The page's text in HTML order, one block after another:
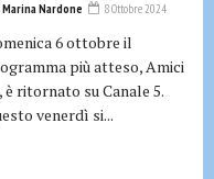
Marina Nardone 8 Ottobre 2024
6 ottobre il
più atteso, Amici
è ritornato su Canale 5.
venerdì si...